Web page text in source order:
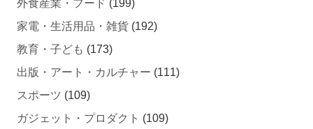
家電・生活用品・雑貨(192)
教育・子ども(173)
出版・アート・カルチャー
スポーツ (109)
ガジェット・プロダクト
ファッション (101)